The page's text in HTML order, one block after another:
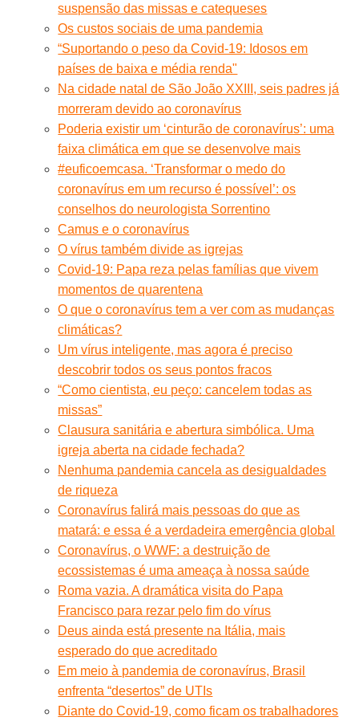
suspensão das missas e catequeses
Os custos sociais de uma pandemia
“Suportando o peso da Covid-19: Idosos em
países de baixa e média renda"
Na cidade natal de São João XXIII, seis padres já
morreram devido ao coronavírus
Poderia existir um ‘cinturão de coronavírus’: uma
faixa climática em que se desenvolve mais
#euficoemcasa. ‘Transformar o medo do
coronavírus em um recurso é possível’: os
conselhos do neurologista Sorrentino
Camus e o coronavírus
O vírus também divide as igrejas
Covid-19: Papa reza pelas famílias que vivem
momentos de quarentena
O que o coronavírus tem a ver com as mudanças
climáticas?
Um vírus inteligente, mas agora é preciso
descobrir todos os seus pontos fracos
“Como cientista, eu peço: cancelem todas as
missas”
Clausura sanitária e abertura simbólica. Uma
igreja aberta na cidade fechada?
Nenhuma pandemia cancela as desigualdades
de riqueza
Coronavírus falirá mais pessoas do que as
matará: e essa é a verdadeira emergência global
Coronavírus, o WWF: a destruição de
ecossistemas é uma ameaça à nossa saúde
Roma vazia. A dramática visita do Papa
Francisco para rezar pelo fim do vírus
Deus ainda está presente na Itália, mais
esperado do que acreditado
Em meio à pandemia de coronavírus, Brasil
enfrenta “desertos” de UTIs
Diante do Covid-19, como ficam os trabalhadores